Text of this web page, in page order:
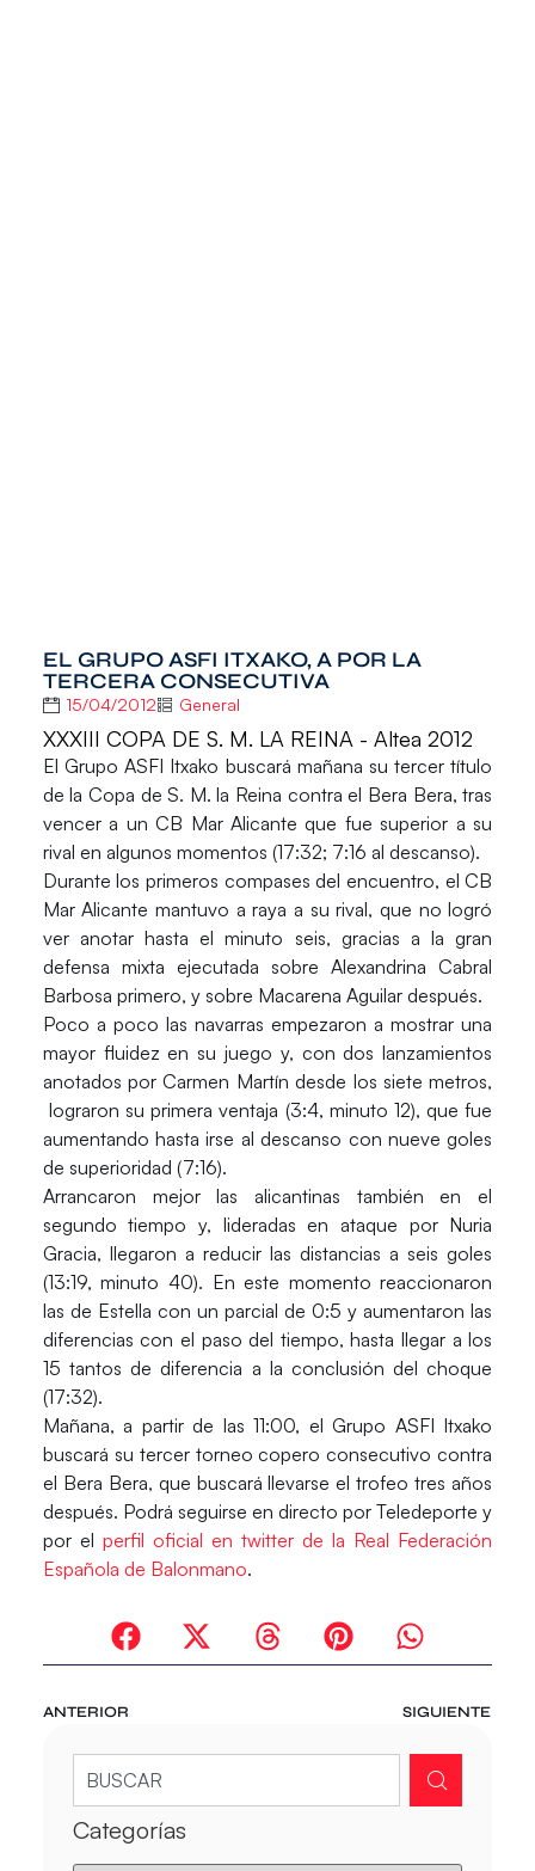
EL GRUPO ASFI ITXAKO, A POR LA
TERCERA CONSECUTIVA
15/04/2012 General
XXXIII COPA DE S. M. LA REINA - Altea 2012
El Grupo ASFI Itxako buscará mañana su tercer título
de la Copa de S. M. la Reina contra el Bera Bera, tras
vencer a un CB Mar Alicante que fue superior a su
rival en algunos momentos (17:32; 7:16 al descanso).
Durante los primeros compases del encuentro, el CB
Mar Alicante mantuvo a raya a su rival, que no logró
ver anotar hasta el minuto seis, gracias a la gran
defensa mixta ejecutada sobre Alexandrina Cabral
Barbosa primero, y sobre Macarena Aguilar después.
Poco a poco las navarras empezaron a mostrar una
mayor fluidez en su juego y, con dos lanzamientos
anotados por Carmen Martín desde los siete metros,
lograron su primera ventaja (3:4, minuto 12), que fue
aumentando hasta irse al descanso con nueve goles
de superioridad (7:16).
Arrancaron mejor las alicantinas también en el
segundo tiempo y, lideradas en ataque por Nuria
Gracia, llegaron a reducir las distancias a seis goles
(13:19, minuto 40). En este momento reaccionaron
las de Estella con un parcial de 0:5 y aumentaron las
diferencias con el paso del tiempo, hasta llegar a los
15 tantos de diferencia a la conclusión del choque
(17:32).
Mañana, a partir de las 11:00, el Grupo ASFI Itxako
buscará su tercer torneo copero consecutivo contra
el Bera Bera, que buscará llevarse el trofeo tres años
después. Podrá seguirse en directo por Teledeporte y
por el perfil oficial en twitter de la Real Federación
Española de Balonmano.
ANTERIOR SIGUIENTE
Categorías